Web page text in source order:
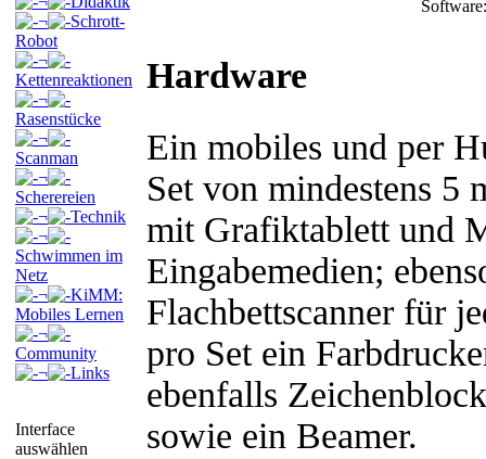
¬
Schrott-
Robot
¬
Kettenreaktionen
¬
Rasenstücke
¬
Scanman
¬
Scherereien
¬
Technik
¬
Schwimmen im
Netz
¬
KiMM:
Mobiles Lernen
¬
Community
¬
Links
Interface
auswählen
Hardware
Ein mobiles und per
Set von mindestens 5
mit Grafiktablett und
Eingabemedien;
Flachbettscanner für
pro Set ein
ebenfalls
sowie ein Beamer.